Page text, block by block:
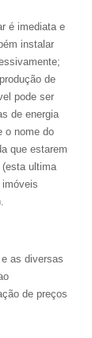
é imediata e
instalar
de
pode ser
de energia
o nome do
que estarem
ultima
as diversas
de preços